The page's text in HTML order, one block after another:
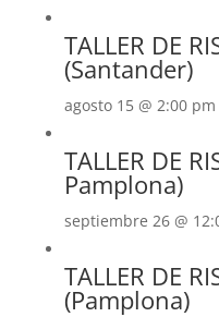
TALLER DE
(Santander)
agosto 15 @ 2:00 pm
TALLER DE
Pamplona)
septiembre 26 @
TALLER DE
(Pamplona)